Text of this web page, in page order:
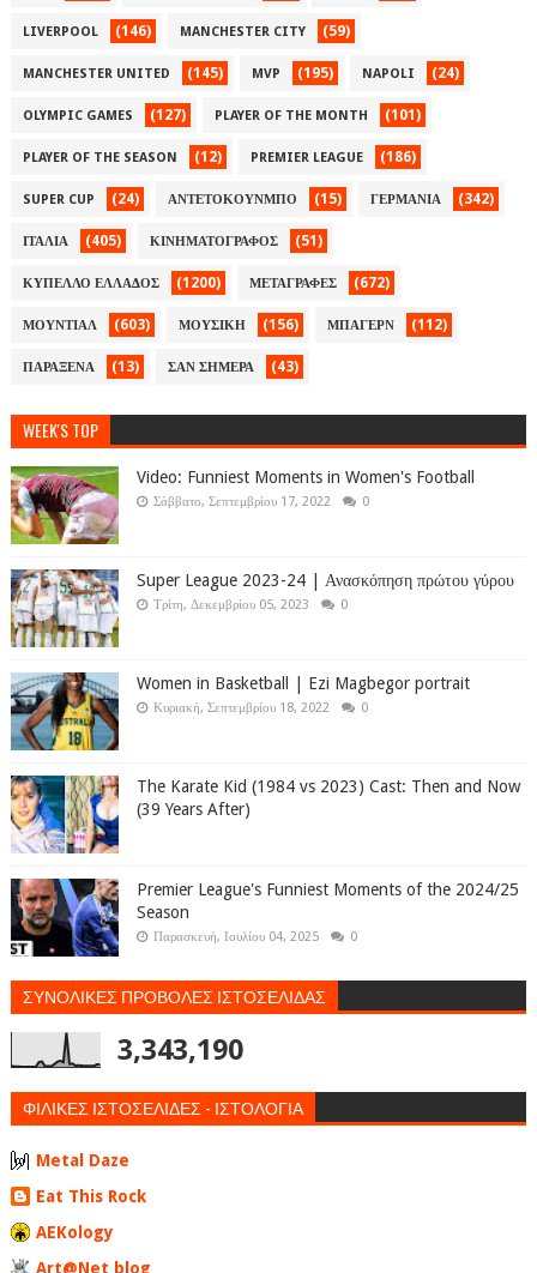
LIVERPOOL (146) MANCHESTER CITY (59)
MANCHESTER UNITED (145) MVP (195) NAPOLI (24)
OLYMPIC GAMES (127) PLAYER OF THE MONTH (101)
PLAYER OF THE SEASON (12) PREMIER LEAGUE (186)
SUPER CUP (24) ΑΝΤΕΤΟΚΟΥΝΜΠΟ (15) ΓΕΡΜΑΝΙΑ (342)
ΙΤΑΛΙΑ (405) ΚΙΝΗΜΑΤΟΓΡΑΦΟΣ (51)
ΚΥΠΕΛΛΟ ΕΛΛΑΔΟΣ (1200) ΜΕΤΑΓΡΑΦΕΣ (672)
ΜΟΥΝΤΙΑΛ (603) ΜΟΥΣΙΚΗ (156) ΜΠΑΓΕΡΝ (112)
ΠΑΡΑΞΕΝΑ (13) ΣΑΝ ΣΗΜΕΡΑ (43)
WEEK'S TOP
Video: Funniest Moments in Women's Football
Σάββατο, Σεπτεμβρίου 17, 2022 0
Super League 2023-24 | Ανασκόπηση πρώτου γύρου
Τρίτη, Δεκεμβρίου 05, 2023 0
Women in Basketball | Ezi Magbegor portrait
Κυριακή, Σεπτεμβρίου 18, 2022 0
The Karate Kid (1984 vs 2023) Cast: Then and Now
(39 Years After)
Premier League's Funniest Moments of the 2024/25
Season
Παρασκευή, Ιουλίου 04, 2025 0
ΣΥΝΟΛΙΚΕΣ ΠΡΟΒΟΛΕΣ ΙΣΤΟΣΕΛΙΔΑΣ
3,343,190
ΦΙΛΙΚΕΣ ΙΣΤΟΣΕΛΙΔΕΣ - ΙΣΤΟΛΟΓΙΑ
Metal Daze
Eat This Rock
AEKology
Art@Net blog